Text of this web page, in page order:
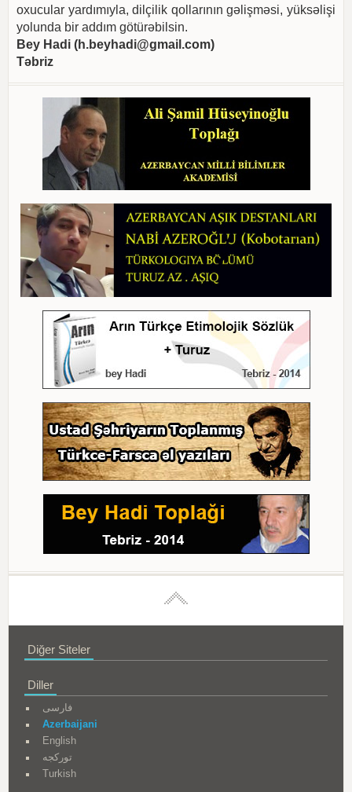
oxucular yardımıyla, dilçilik qollarının gəlişməsi, yüksəlişi
yolunda bir addım götürəbilsin.
Bey Hadi (h.beyhadi@gmail.com)
Təbriz
Diğer Siteler
Diller
فارسی
Azerbaijani
English
تورکجه
Turkish